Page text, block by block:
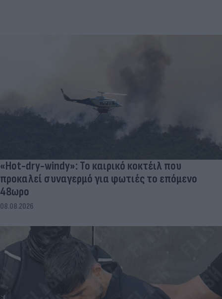
«Hot-dry-windy»: Το καιρικό κοκτέιλ που
προκαλεί συναγερμό για φωτιές το επόμενο
48ωρο
08.08.2026